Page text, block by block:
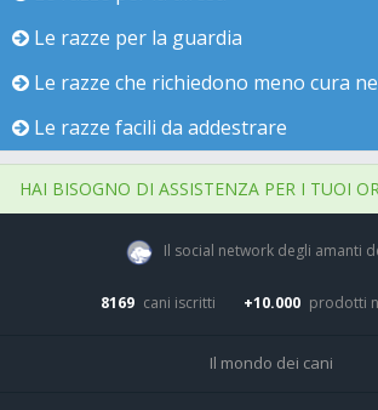
Le razze per la guardia
Le razze che richiedono meno cura
Le razze facili da addestrare
HAI BISOGNO DI ASSISTENZA PER I TUOI
Il social network degli amanti
8169 cani iscritti +10.000 prodotti
Il mondo dei cani